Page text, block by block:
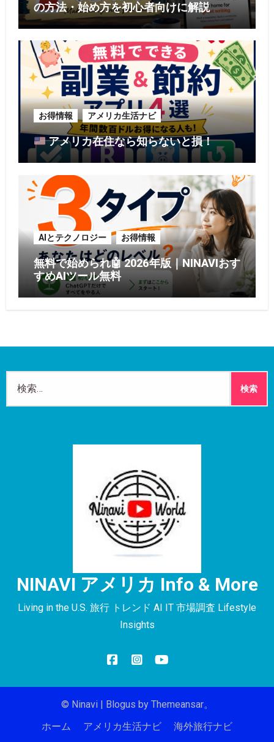
の方法・始め方を初心者向けに解説
お得情報 アメリカ生活ナビ
アメリカ在住なら知らないと損！
AIとテクノロジー お得情報
無料で始められ🤖 2026年版｜NINAVIおす
すめAIツール無料
NINAVI アメリカ Info & More
Living in the U.S. 旅行 トレンド AI IT 市場調査 Lifestyle
Insights
© Ninavi | Blogus by Themeansar。
ホーム
アメリカ生活ナビ 海外旅行ナビ